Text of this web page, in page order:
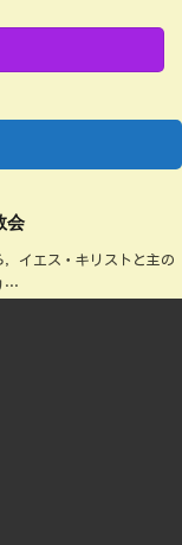
会
イエス・キリストと主の
…